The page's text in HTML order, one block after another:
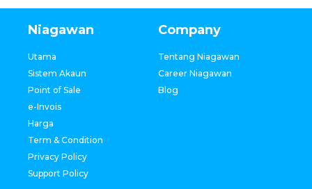
Niagawan
Utama
Sistem Akaun
Point of Sale
e-Invois
Harga
Term & Condition
Privacy Policy
Support Policy
Company
Tentang Niagawan
Career Niagawan
Blog